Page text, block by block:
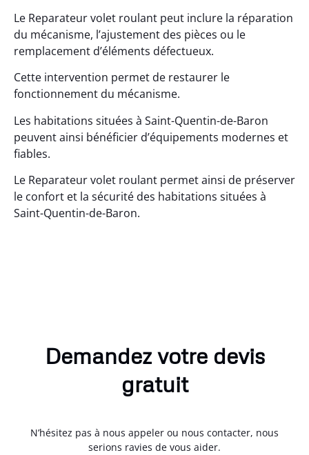
Le Reparateur volet roulant peut inclure la réparation
du mécanisme, l’ajustement des pièces ou le
remplacement d’éléments défectueux.
Cette intervention permet de restaurer le
fonctionnement du mécanisme.
Les habitations situées à Saint-Quentin-de-Baron
peuvent ainsi bénéficier d’équipements modernes et
fiables.
Le Reparateur volet roulant permet ainsi de préserver
le confort et la sécurité des habitations situées à
Saint-Quentin-de-Baron.
Demandez votre devis
gratuit
N’hésitez pas à nous appeler ou nous contacter, nous
serions ravies de vous aider.